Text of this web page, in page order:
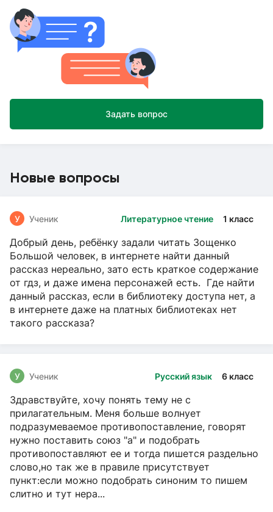
Задать вопрос
Новые вопросы
Литературное чтение 1 класс
У Ученик
Добрый день, ребёнку задали читать Зощенко
Большой человек, в интернете найти данный
рассказ нереально, зато есть краткое содержание
от гдз, и даже имена персонажей есть. Где найти
данный рассказ, если в библиотеку доступа нет, а
в интернете даже на платных библиотеках нет
такого рассказа?
Русский язык 6 класс
У Ученик
Здравствуйте, хочу понять тему не с
прилагательным. Меня больше волнует
подразумеваемое противопоставление, говорят
нужно поставить союз "а" и подобрать
противопоставляют ее и тогда пишется раздельно
слово,но так же в правиле присутствует
пункт:если можно подобрать синоним то пишем
слитно и тут нера...